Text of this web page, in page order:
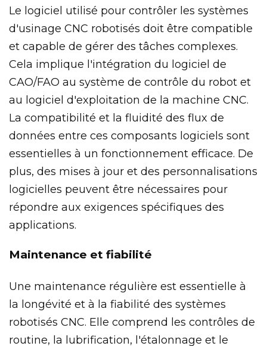
Le logiciel utilisé pour contrôler les systèmes
d'usinage CNC robotisés doit être compatible
et capable de gérer des tâches complexes.
Cela implique l'intégration du logiciel de
CAO/FAO au système de contrôle du robot et
au logiciel d'exploitation de la machine CNC.
La compatibilité et la fluidité des flux de
données entre ces composants logiciels sont
essentielles à un fonctionnement efficace. De
plus, des mises à jour et des personnalisations
logicielles peuvent être nécessaires pour
répondre aux exigences spécifiques des
applications.
Maintenance et fiabilité
Une maintenance régulière est essentielle à
la longévité et à la fiabilité des systèmes
robotisés CNC. Elle comprend les contrôles de
routine, la lubrification, l'étalonnage et le